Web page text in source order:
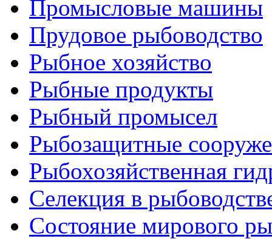
Промысловые машины
Прудовое рыбоводство
Рыбное хозяйство
Рыбные продукты
Рыбный промысел
Рыбозащитные
Рыбохозяйственная
Селекция в
Состояние мирового